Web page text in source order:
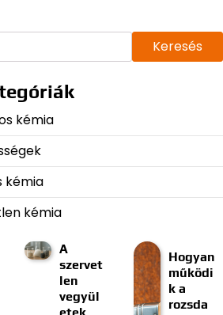
Keresés
kémia
kémia
kémia
A
szervet
len
vegyül
Hogyan
működi
k a
rozsda